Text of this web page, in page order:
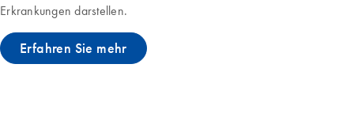
Erkrankungen darstellen.
Erfahren Sie mehr